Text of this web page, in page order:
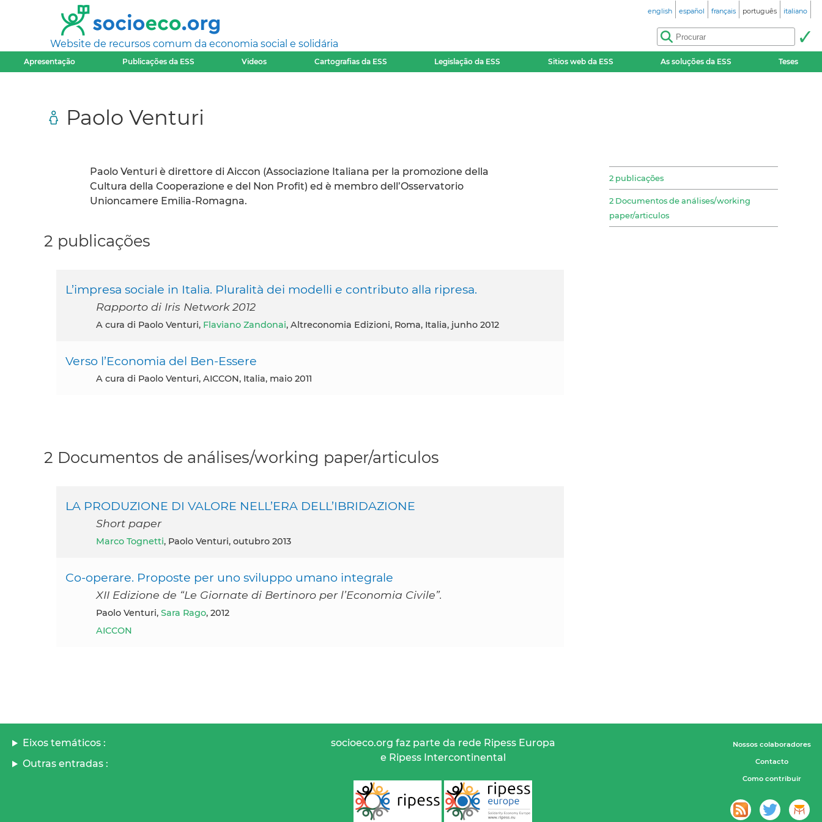
Website de recursos comum da economia social e solidária
english español français português italiano
Apresentação Publicações da ESS Videos Cartografias da ESS Legislação da ESS Sitios web da ESS As soluções da ESS Teses
Paolo Venturi
Paolo Venturi è direttore di Aiccon (Associazione Italiana per la promozione della
Cultura della Cooperazione e del Non Profit) ed è membro dell’Osservatorio
Unioncamere Emilia-Romagna.
2 publicações
2 Documentos de análises/working
paper/articulos
2 publicações
L’impresa sociale in Italia. Pluralità dei modelli e contributo alla ripresa.
Rapporto di Iris Network 2012
A cura di Paolo Venturi, Flaviano Zandonai, Altreconomia Edizioni, Roma, Italia, junho 2012
Verso l’Economia del Ben-Essere
A cura di Paolo Venturi, AICCON, Italia, maio 2011
2 Documentos de análises/working paper/articulos
LA PRODUZIONE DI VALORE NELL’ERA DELL’IBRIDAZIONE
Short paper
Marco Tognetti, Paolo Venturi, outubro 2013
Co-operare. Proposte per uno sviluppo umano integrale
XII Edizione de “Le Giornate di Bertinoro per l’Economia Civile”.
Paolo Venturi, Sara Rago, 2012
AICCON
Eixos temáticos :
Outras entradas :
socioeco.org faz parte da rede Ripess Europa
e Ripess Intercontinental
Nossos colaboradores
Contacto
Como contribuir